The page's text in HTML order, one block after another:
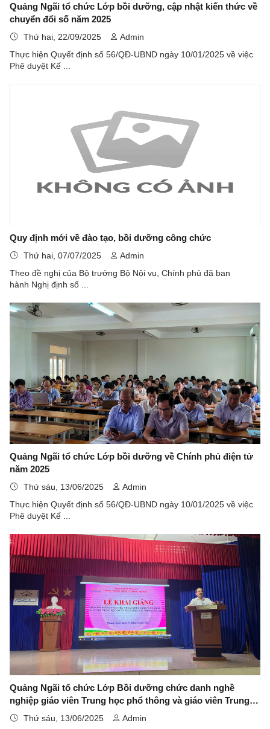
Quảng Ngãi tổ chức Lớp bồi dưỡng, cập nhật kiến thức về
chuyển đổi số năm 2025
Thứ hai, 22/09/2025
Admin
Thực hiện Quyết định số 56/QĐ-UBND ngày 10/01/2025 về việc
Phê duyệt Kế ...
Quy định mới về đào tạo, bồi dưỡng công chức
Thứ hai, 07/07/2025
Admin
Theo đề nghị của Bộ trưởng Bộ Nội vụ, Chính phủ đã ban
hành Nghị định số ...
Quảng Ngãi tổ chức Lớp bồi dưỡng về Chính phủ điện tử
năm 2025
Thứ sáu, 13/06/2025
Admin
Thực hiện Quyết định số 56/QĐ-UBND ngày 10/01/2025 về việc
Phê duyệt Kế ...
Quảng Ngãi tổ chức Lớp Bồi dưỡng chức danh nghề
nghiệp giáo viên Trung học phổ thông và giáo viên Trung
học cơ sở
Thứ sáu, 13/06/2025 Admin